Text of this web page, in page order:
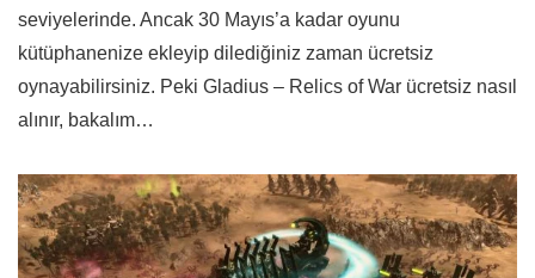
seviyelerinde. Ancak 30 Mayıs’a kadar oyunu
kütüphanenize ekleyip dilediğiniz zaman ücretsiz
oynayabilirsiniz. Peki Gladius – Relics of War ücretsiz nasıl
alınır, bakalım…